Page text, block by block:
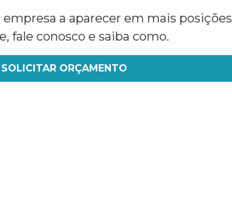
a aparecer em mais posições
fale conosco e saiba como.
SOLICITAR ORÇAMENTO